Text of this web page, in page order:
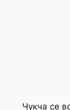
Чукча се